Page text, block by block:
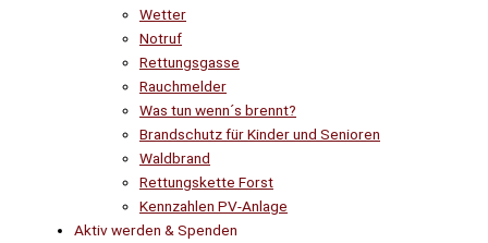
Wetter
Notruf
Rettungsgasse
Rauchmelder
Was tun wenn´s brennt?
Brandschutz für Kinder und Senioren
Waldbrand
Rettungskette Forst
Kennzahlen PV-Anlage
Aktiv werden & Spenden